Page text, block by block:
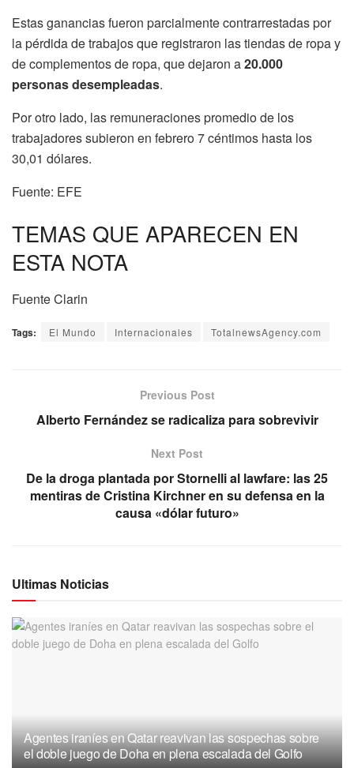
Estas ganancias fueron parcialmente contrarrestadas por
la pérdida de trabajos que registraron las tiendas de ropa y
de complementos de ropa, que dejaron a20.000
personas desempleadas.
Por otro lado, las remuneraciones promedio de los
trabajadores subieron en febrero 7 céntimos hasta los
30,01 dólares.
Fuente: EFE
TEMAS QUE APARECEN EN
ESTA NOTA
Fuente Clarin
Tags: El Mundo Internacionales TotalnewsAgency.com
Previous Post
Alberto Fernández se radicaliza para sobrevivir
Next Post
De la droga plantada por Stornelli al lawfare: las 25
mentiras de Cristina Kirchner en su defensa en la
causa «dólar futuro»
Ultimas Noticias
Agentes iraníes en Qatar reavivan las sospechas sobre
el doble juego de Doha en plena escalada del Golfo